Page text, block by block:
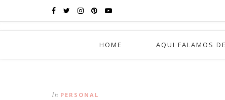
HOME AQUI FALAMOS DE
In PERSONAL